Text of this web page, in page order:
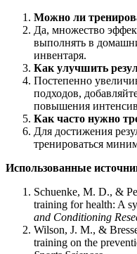
Можно ли
Да, множество
выполнять в
инвентаря.
Как улучшить
Постепенно
подходов,
повышения
Как часто нужно
Для достижения
тренироваться
Использованные
Schuenke, M. D., &
training for health: A
and Conditioning
Wilson, J. M., &
training on the